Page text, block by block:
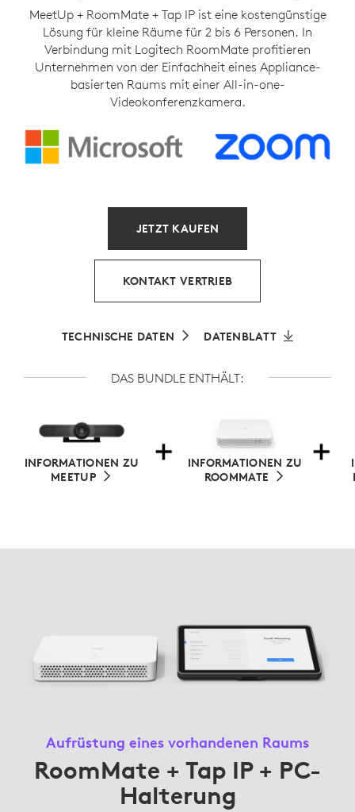
MeetUp + RoomMate + Tap IP ist eine kostengünstige
Lösung für kleine Räume für 2 bis 6 Personen. In
Verbindung mit Logitech RoomMate profitieren
Unternehmen von der Einfachheit eines Appliance-
basierten Raums mit einer All-in-one-
Videokonferenzkamera.
JETZT KAUFEN
KONTAKT VERTRIEB
TECHNISCHE DATEN DATENBLATT
DAS BUNDLE ENTHÄLT:
INFORMATIONEN ZU
MEETUP
INFORMATIONEN ZU
ROOMMATE
Aufrüstung eines vorhandenen Raums
RoomMate + Tap IP + PC-
Halterung